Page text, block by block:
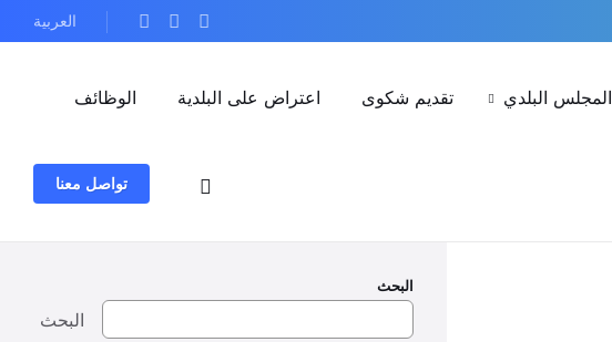
العربية
المجلس البلدي تقديم شكوى اعتراض على البلدية
الوظائف
تواصل معنا
البحث
البحث